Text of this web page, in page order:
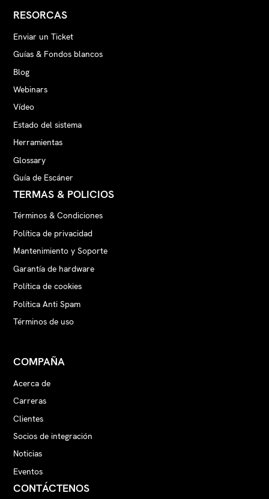
RESORCAS
Enviar un Ticket
Guías & Fondos blancos
Blog
Webinars
Vídeo
Estado del sistema
Herramientas
Glossary
Guía de Escáner
TERMAS & POLICIOS
Términos & Condiciones
Política de privacidad
Mantenimiento y Soporte
Garantía de hardware
Política de cookies
Política Anti Spam
Términos de uso
COMPAÑA
Acerca de
Carreras
Clientes
Socios de integración
Noticias
Eventos
CONTÁCTENOS